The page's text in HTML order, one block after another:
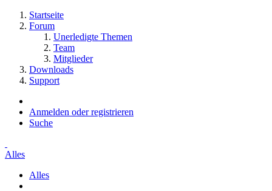
Startseite
Forum
Unerledigte Themen
Team
Mitglieder
Downloads
Support
Anmelden oder registrieren
Suche
Alles
Alles